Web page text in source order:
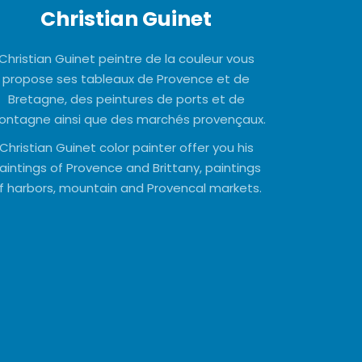
Christian Guinet
Guinet peintre de la couleur vous
propose ses tableaux de Provence et de
Bretagne, des peintures de ports et de
ainsi que des marchés provençaux.
Christian Guinet color painter offer you his
of Provence and Brittany, paintings
harbors, mountain and Provencal markets.